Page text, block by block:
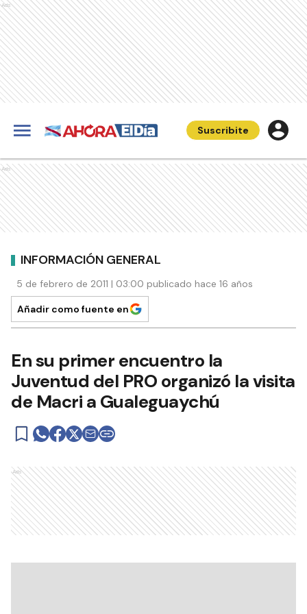
Ads
Suscribite
Ads
INFORMACIÓN GENERAL
5 de febrero de 2011 | 03:00 publicado hace 16 años
Añadir como fuente en
En su primer encuentro la
Juventud del PRO organizó la visita
de Macri a Gualeguaychú
Ads